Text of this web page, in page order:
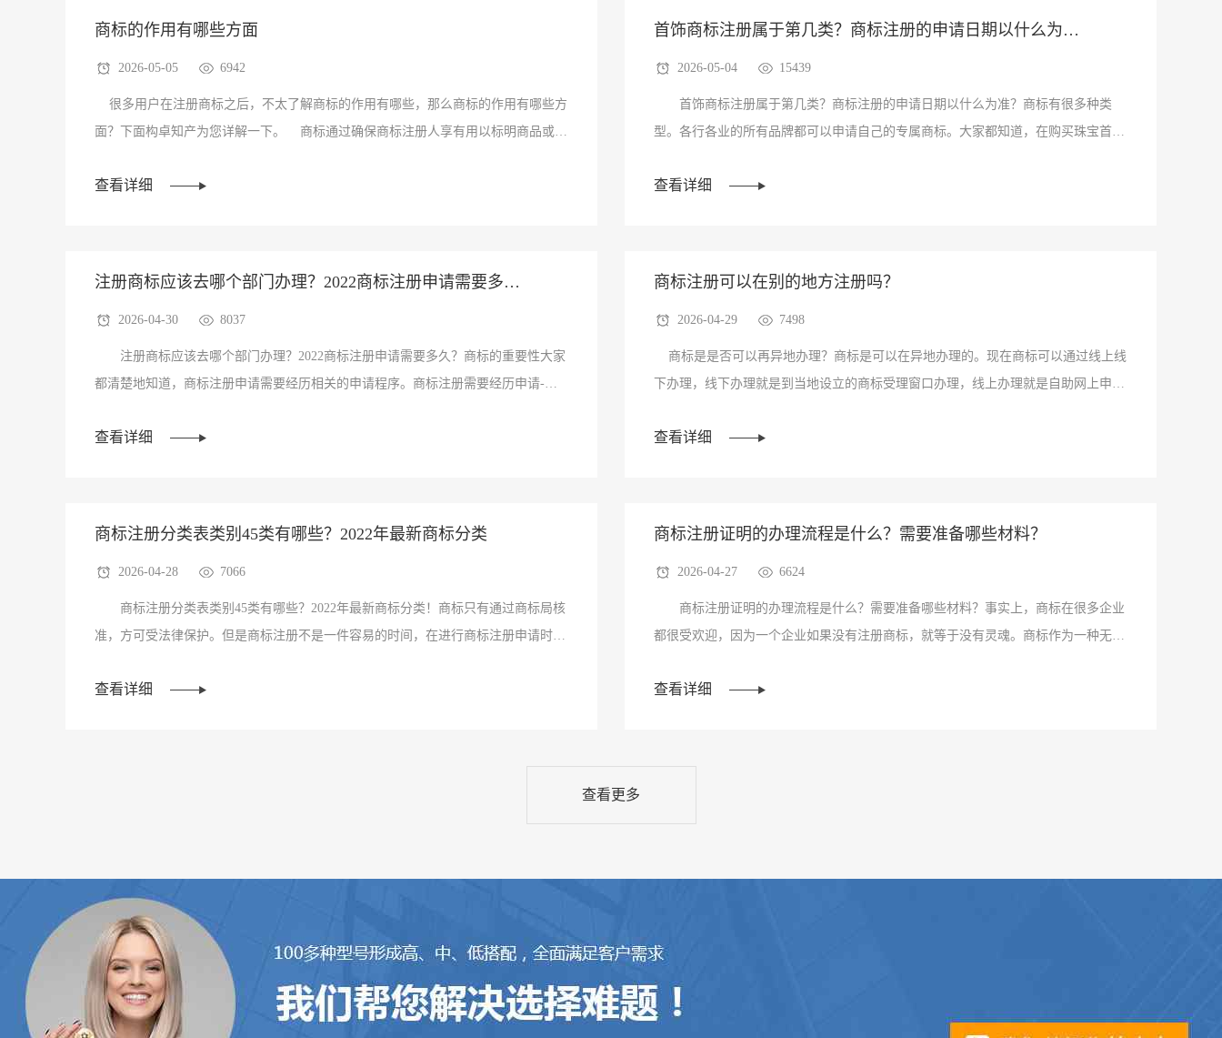
商标的作用有哪些方面
2026-05-05 6942
很多用户在注册商标之后，不太了解商标的作用有哪些，那么商标的作用有哪些方
面？下面构卓知产为您详解一下。 商标通过确保商标注册人享有用以标明商品或服
查看详细
首饰商标注册属于第几类？商标注册的申请日期以什么为
准？2026-05-04 15439
首饰商标注册属于第几类？商标注册的申请日期以什么为准？商标有很多种类
型。各行各业的所有品牌都可以申请自己的专属商标。大家都知道，在购买珠宝首饰
查看详细
注册商标应该去哪个部门办理？2022商标注册申请需要多
久？2026-04-30 8037
注册商标应该去哪个部门办理？2022商标注册申请需要多久？商标的重要性大家
都清楚地知道，商标注册申请需要经历相关的申请程序。商标注册需要经历申请-受
查看详细
商标注册可以在别的地方注册吗？
2026-04-29 7498
商标是是否可以再异地办理？商标是可以在异地办理的。现在商标可以通过线上线
下办理，线下办理就是到当地设立的商标受理窗口办理，线上办理就是自助网上申请
查看详细
商标注册分类表类别45类有哪些？2022年最新商标分类
2026-04-28 7066
商标注册分类表类别45类有哪些？2022年最新商标分类！商标只有通过商标局核
准，方可受法律保护。但是商标注册不是一件容易的时间，在进行商标注册申请时，
查看详细
商标注册证明的办理流程是什么？需要准备哪些材料？
2026-04-27 6624
商标注册证明的办理流程是什么？需要准备哪些材料？事实上，商标在很多企业
都很受欢迎，因为一个企业如果没有注册商标，就等于没有灵魂。商标作为一种无形
查看详细
查看更多